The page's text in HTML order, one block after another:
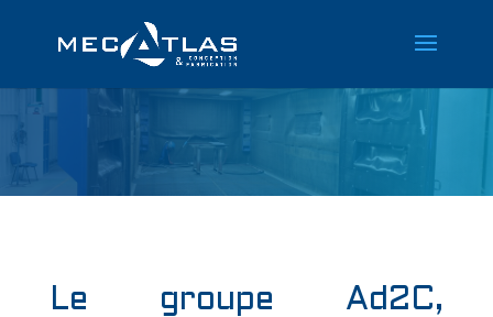
Le groupe Ad2C,